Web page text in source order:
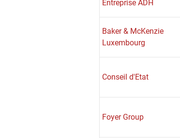
Entreprise ADH
Baker & McKenzie
Luxembourg
Conseil d'Etat
Foyer Group